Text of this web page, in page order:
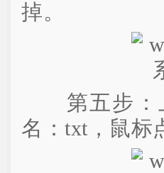
掉。
第五步：上
名：txt，鼠标